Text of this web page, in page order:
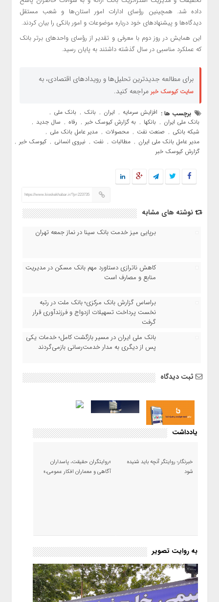
داده شد. همچینین رؤسای ادارات امور استان‌ها و شعب مستقل
دیدگاه‌ها و پیشنهادهای خود درباره موضوعات و امور بانکی را بیان کردند.
این همایش در روز دوم با معرفی و تقدیر از رؤسای واحدهای برتر بانک
که عملکرد مناسبی در سال گذشته داشتند به پایان رسید.
برای مطالعه جدیدترین تحلیل‌ها و رویدادهای اقتصادی، به
سایت کیوسک خبر مراجعه کنید.
برچسب ها : افزایش سرمایه , ایران , بانک , بانک ملی ,
بانک ملی ایران , بانکها , به گزارش کیوسک خبر , رفاه , سال جدید ,
شبکه بانکی , صنعت نفت , محصولات , مدیر عامل بانک ملی ,
مدیر عامل بانک ملی ایران , مطالبات , نفت , نیروی انسانی , کیوسک خبر ,
گزارش کیوسک خبر
https://www.kioskekhabar.ir/?p=223735
نوشته های مشابه
برپایی میز خدمت بانک سینا در نماز جمعه تهران
کاهش ناترازی دستاورد مهم بانک مسکن در مدیریت
منابع و مصارف است
براساس گزارش بانک مرکزی؛ بانک ملت در رتبه
نخست پرداخت تسهیلات ازدواج و فرزندآوری قرار
گرفت
بانک ملی ایران در مسیر بازگشت کامل؛ خدمات یکی
پس از دیگری به مدار خدمت‌رسانی بازمی‌گردند
ثبت دیدگاه
یادداشت
خبرنگار؛ روایتگر آنچه باید شنیده
شود
«روایتگران حقیقت، پاسداران
آگاهی و معماران افکار عمومی،»
به روایت تصویر